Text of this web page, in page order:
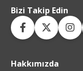
Bizi Takip Edin
Hakkımızda